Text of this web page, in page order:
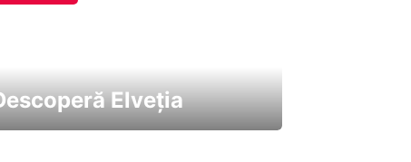
Elveția